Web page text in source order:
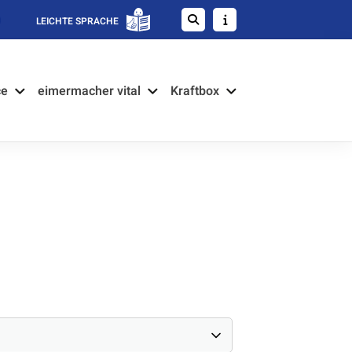
LEICHTE SPRACHE
eimermacher vital Kraftbox